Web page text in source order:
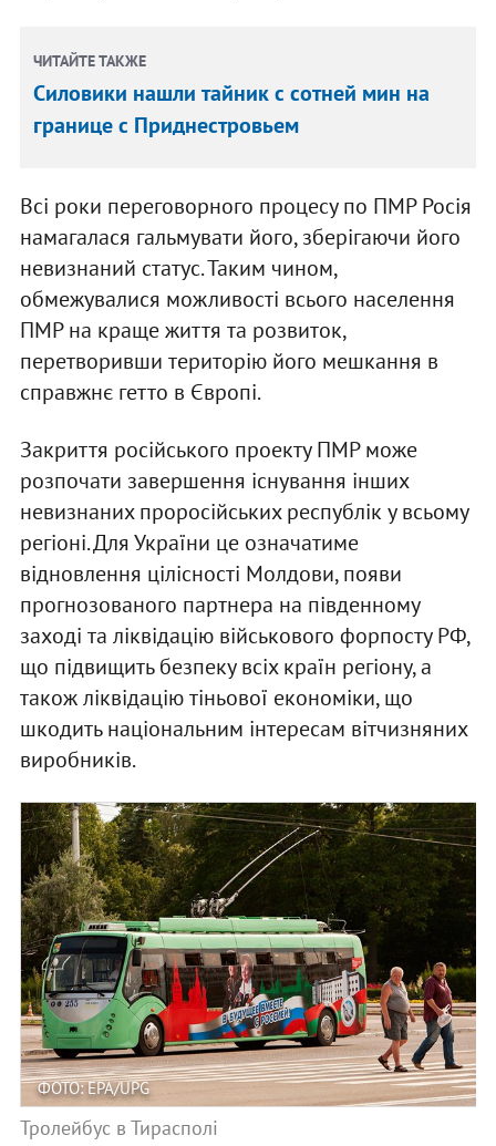
ЧИТАЙТЕ ТАКЖЕ
Силовики нашли тайник с сотней мин на
границе с Приднестровьем
Всі роки переговорного процесу по ПМР Росія
намагалася гальмувати його, зберігаючи його
невизнаний статус. Таким чином,
обмежувалися можливості всього населення
ПМР на краще життя та розвиток,
перетворивши територію його мешкання в
справжнє гетто в Європі.
Закриття російського проекту ПМР може
розпочати завершення існування інших
невизнаних проросійських республік у всьому
регіоні. Для України це означатиме
відновлення цілісності Молдови, появи
прогнозованого партнера на південному
заході та ліквідацію військового форпосту РФ,
що підвищить безпеку всіх країн регіону, а
також ліквідацію тіньової економіки, що
шкодить національним інтересам вітчизняних
виробників.
ФОТО: EPA/UPG
Тролейбус в Тирасполі